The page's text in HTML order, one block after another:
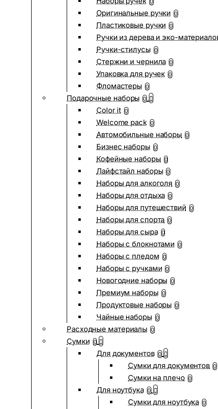
0
Оригинальные ручки 0
Пластиковые ручки 0
Ручки из дерева и эко-
Ручки-стилусы 0
Стержни и чернила 0
Упаковка для ручек 0
Фломастеры 0
Подарочные наборы 0
Color it 0
Welcome pack 0
Автомобильные наборы 0
Бизнес наборы 0
Кофейные наборы 0
Лайфстайл наборы 0
Наборы для алкоголя 0
Наборы для отдыха 0
Наборы для путешествий 0
Наборы для спорта 0
Наборы для сыра 0
Наборы с блокнотами 0
Наборы с пледом 0
Наборы с ручками 0
Новогодние наборы 0
Премиум наборы 0
Продуктовые наборы 0
Чайные наборы 0
Расходные материалы 0
Сумки 0
Для документов 0
Сумки для документов 0
Сумки на плечо 0
Для ноутбука 0
Сумки для ноутбука 0